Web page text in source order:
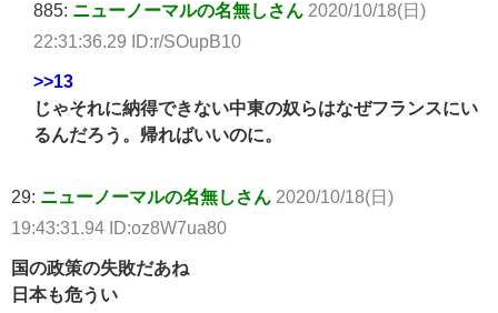
885: ニューノーマルの名無しさん 2020/10/18(日)
22:31:36.29 ID:r/SOupB10
>>13
じゃそれに納得できない中東の奴らはなぜフランスにい
るんだろう。帰ればいいのに。
29: ニューノーマルの名無しさん 2020/10/18(日)
19:43:31.94 ID:oz8W7ua80
国の政策の失敗だあね
日本も危うい